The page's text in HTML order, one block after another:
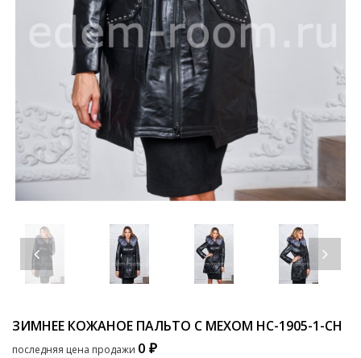
ЗИМНЕЕ КОЖАНОЕ ПАЛЬТО С МЕХОМ HC-1905-1-CH
последняя цена продажи 0 ₽